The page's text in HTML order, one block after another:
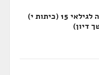
ביצוע הארכת חוק לימוד חובה לגילאי 15 (כיתות י)
דיון)